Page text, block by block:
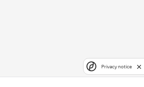
Privacy notice